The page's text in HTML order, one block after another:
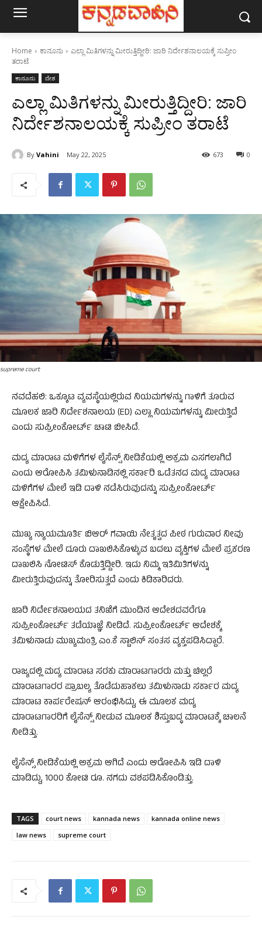
Home ಕಾನೂನು
ಎಲ್ಲಾ ಮಿತಿಗಳನ್ನು ಮೀರುತ್ತಿದ್ದೀರಿ: ಜಾರಿ ನಿರ್ದೇಶನಾಲಯಕ್ಕೆ ಸುಪ್ರೀಂ
ತರಾಟೆ
ಕಾನೂನು ದೇಶ
ಎಲ್ಲಾ ಮಿತಿಗಳನ್ನು ಮೀರುತ್ತಿದ್ದೀರಿ: ಜಾರಿ
ನಿರ್ದೇಶನಾಲಯಕ್ಕೆ ಸುಪ್ರೀಂ ತರಾಟೆ
By Vahini May 22, 2025 0
673
supreme court
ನವದೆಹಲಿ: ಒಕ್ಕೂಟ ವ್ಯವಸ್ಥೆಯಲ್ಲಿರುವ ನಿಯಮಗಳನ್ನು ಗಾಳಿಗೆ ತೂರುವ
ಮೂಲಕ ಜಾರಿ ನಿರ್ದೇಶನಾಲಯ (ED) ಎಲ್ಲಾ ನಿಯಮಗಳನ್ನು ಮೀರುತ್ತಿದೆ
ಎಂದು ಸುಪ್ರೀಂಕೋರ್ಟ್ ಚಾಟಿ ಬೀಸಿದೆ.
ಮದ್ಯ ಮಾರಾಟ ಮಳಿಗೆಗಳ ಲೈಸೆನ್ಸ್ ನೀಡಿಕೆಯಲ್ಲಿ ಅಕ್ರಮ ಎಸಗಲಾಗಿದೆ
ಎಂದು ಆರೋಪಿಸಿ ತಮಿಳುನಾಡಿನಲ್ಲಿ ಸರ್ಕಾರಿ ಒಡೆತನದ ಮದ್ಯ ಮಾರಾಟ
ಮಳಿಗೆಗಳ ಮೇಲೆ ಇಡಿ ದಾಳಿ ನಡೆಸಿರುವುದನ್ನು ಸುಪ್ರೀಂಕೋರ್ಟ್
ಆಕ್ಷೇಪಿಸಿದೆ.
ಮುಖ್ಯ ನ್ಯಾಯಮೂರ್ತಿ ಬಿಆರ್ ಗವಾಯಿ ನೇತೃತ್ವದ ಪೀಠ ಗುರುವಾರ ನೀವು
ಸಂಸ್ಥೆಗಳ ಮೇಲೆ ದೂರು ದಾಖಲಿಸಿಕೊಳ್ಳುವ ಬದಲು ವ್ಯಕ್ತಿಗಳ ಮೇಲೆ ಪ್ರಕರಣ
ದಾಖಲಿಸಿ ನೋಟಿಸ್ ಕೊಡುತ್ತಿದ್ದೀರಿ. ಇದು ನಿಮ್ಮ ಇತಿಮಿತಿಗಳನ್ನು
ಮೀರುತ್ತಿರುವುದನ್ನು ತೋರಿಸುತ್ತದೆ ಎಂದು ಕಿಡಿಕಾರಿದರು.
ಜಾರಿ ನಿರ್ದೇಶನಾಲಯದ ತನಿಖೆಗೆ ಮುಂದಿನ ಆದೇಶದವರೆಗೂ
ಸುಪ್ರೀಂಕೋರ್ಟ್ ತಡೆಯಾಜ್ಞೆ ನೀಡಿದೆ. ಸುಪ್ರೀಂಕೋರ್ಟ್ ಆದೇಶಕ್ಕೆ
ತಮಿಳುನಾಡು ಮುಖ್ಯಮಂತ್ರಿ ಎಂ.ಕೆ ಸ್ಟಾಲಿನ್ ಸಂತಸ ವ್ಯಕ್ತಪಡಿಸಿದ್ದಾರೆ.
ರಾಜ್ಯದಲ್ಲಿ ಮದ್ಯ ಮಾರಾಟ ಸರಕು ಮಾರಾಟಗಾರರು ಮತ್ತು ಚಿಲ್ಲರೆ
ಮಾರಾಟಗಾರರ ಪ್ರಾಬಲ್ಯ ತೊಡೆದುಹಾಕಲು ತಮಿಳುನಾಡು ಸರ್ಕಾರ ಮದ್ಯ
ಮಾರಾಟ ಕಾರ್ಪರೇಷನ್ ಆರಂಭಿಸಿದ್ದು, ಈ ಮೂಲಕ ಮದ್ಯ
ಮಾರಾಟಗಾರರಿಗೆ ಲೈಸೆನ್ಸ್ ನೀಡುವ ಮೂಲಕ ಶಿಸ್ತುಬದ್ಧ ಮಾರಾಟಕ್ಕೆ ಚಾಲನೆ
ನೀಡಿತ್ತು.
ಲೈಸೆನ್ಸ್ ನೀಡಿಕೆಯಲ್ಲಿ ಅಕ್ರಮ ಆಗಿದೆ ಎಂದು ಆರೋಪಿಸಿ ಇಡಿ ದಾಳಿ
ಮಾಡಿದ್ದು, 1000 ಕೋಟಿ ರೂ. ನಗದು ವಶಪಡಿಸಿಕೊಂಡಿತ್ತು.
TAGS court news kannada news
kannada online news
law news
supreme court